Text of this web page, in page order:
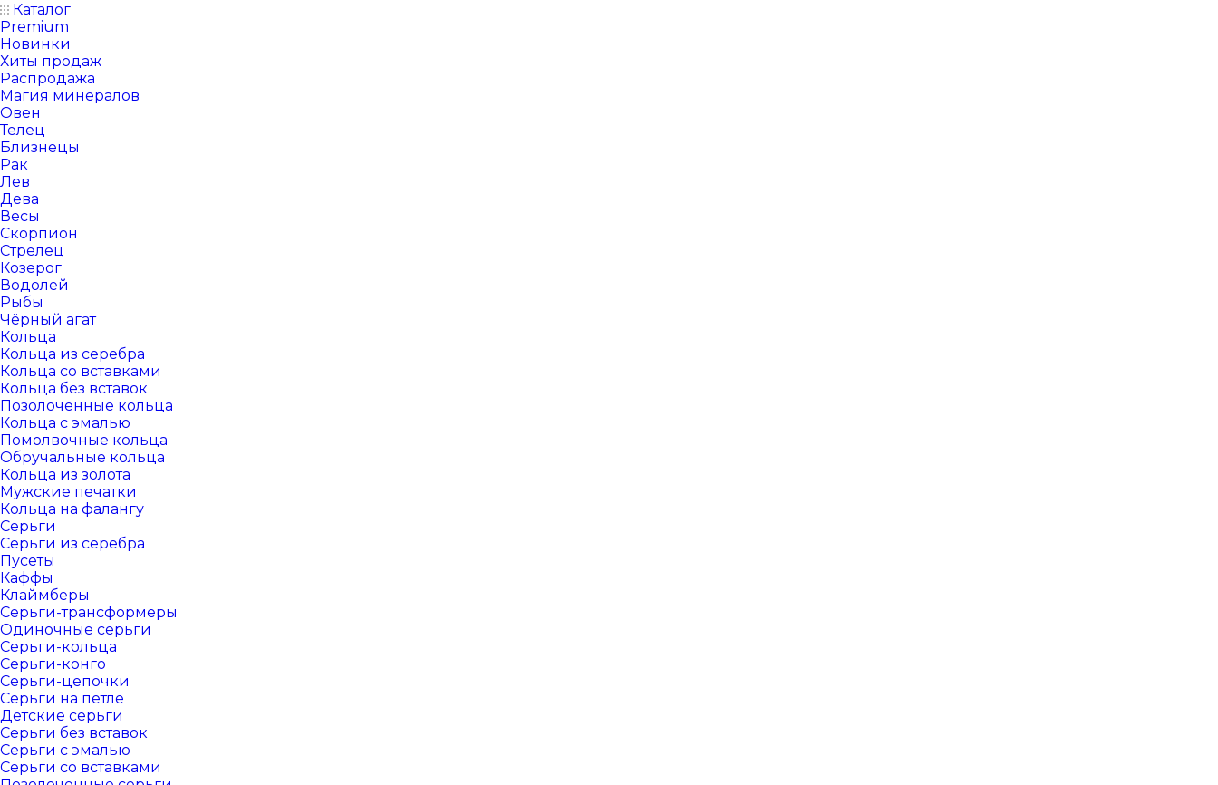
Каталог
Premium
Новинки
Хиты продаж
Распродажа
Магия минералов
Овен
Телец
Близнецы
Рак
Лев
Дева
Весы
Скорпион
Стрелец
Козерог
Водолей
Рыбы
Чёрный агат
Кольца
Кольца из серебра
Кольца со вставками
Кольца без вставок
Позолоченные кольца
Кольца с эмалью
Помолвочные кольца
Обручальные кольца
Кольца из золота
Мужские печатки
Кольца на фалангу
Серьги
Серьги из серебра
Пусеты
Каффы
Клаймберы
Серьги-трансформеры
Одиночные серьги
Серьги-кольца
Серьги-конго
Серьги-цепочки
Серьги на петле
Детские серьги
Серьги без вставок
Серьги с эмалью
Серьги со вставками